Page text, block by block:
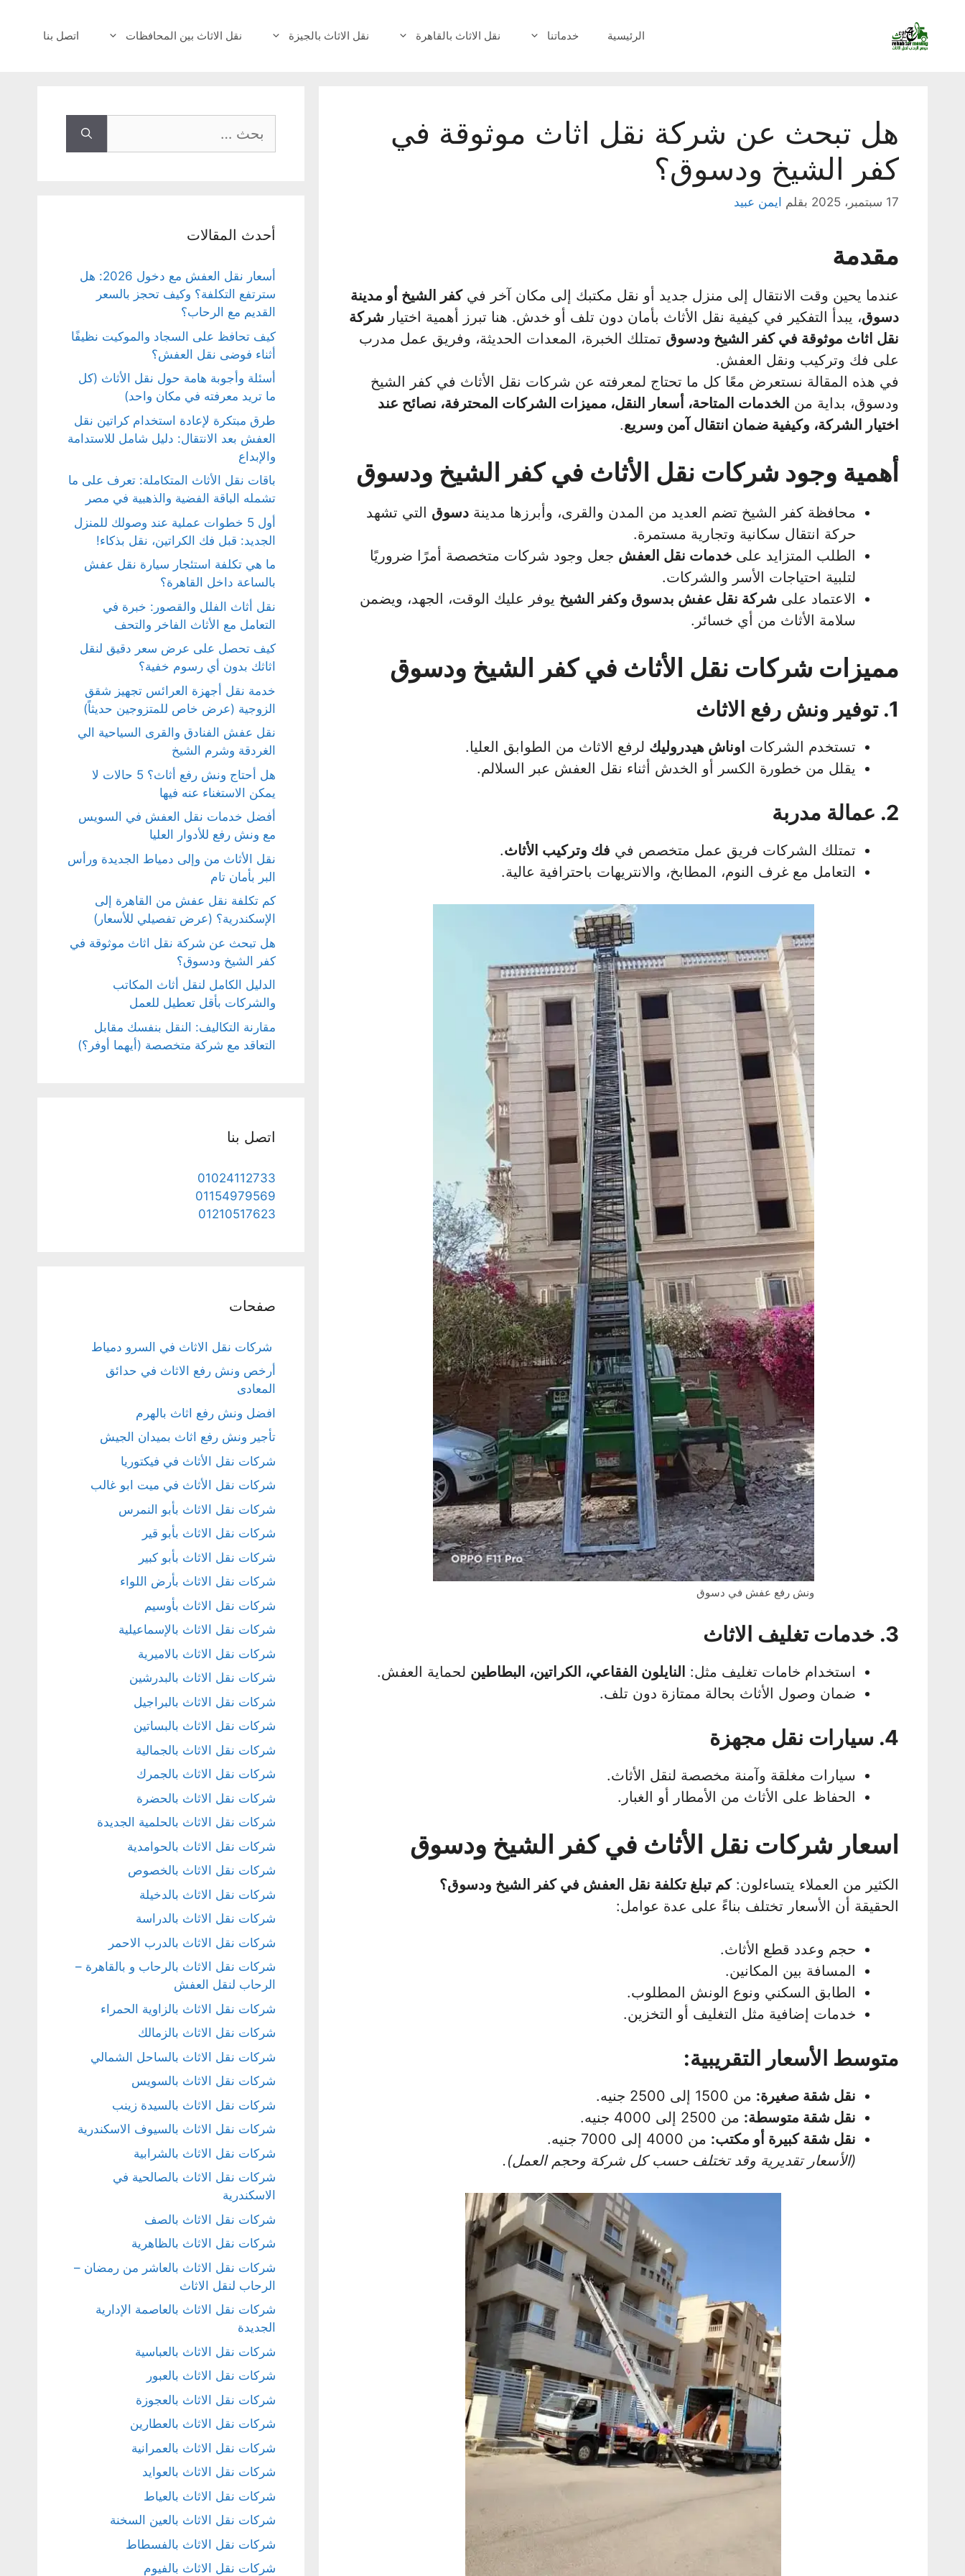
المحتوى
الرئيسية خدماتنا نقل الاثاث بالقاهرة نقل الاثاث بالجيزة نقل الاثاث بين المحافظات اتصل بنا
هل تبحث عن شركة نقل اثاث موثوقة في
كفر الشيخ ودسوق؟
17 سبتمبر، 2025 بقلم ايمن عبيد
مقدمة
عندما يحين وقت الانتقال إلى منزل جديد أو نقل مكتبك إلى مكان آخر فيكفر الشيخ أو مدينة
دسوق، يبدأ التفكير في كيفية نقل الأثاث بأمان دون تلف أو خدش. هنا تبرز أهمية اختيار شركة
نقل اثاث موثوقة في كفر الشيخ ودسوق تمتلك الخبرة، المعدات الحديثة، وفريق عمل مدرب
على فك وتركيب ونقل العفش.
في هذه المقالة نستعرض معًا كل ما تحتاج لمعرفته عن شركات نقل الأثاث في كفر الشيخ
ودسوق، بداية من الخدمات المتاحة، أسعار النقل، مميزات الشركات المحترفة، نصائح عند
اختيار الشركة، وكيفية ضمان انتقال آمن وسريع.
أهمية وجود شركات نقل الأثاث في كفر الشيخ ودسوق
محافظة كفر الشيخ تضم العديد من المدن والقرى، وأبرزها مدينة دسوق التي تشهد
حركة انتقال سكانية وتجارية مستمرة.
الطلب المتزايد على خدمات نقل العفش جعل وجود شركات متخصصة أمرًا ضروريًا
لتلبية احتياجات الأسر والشركات.
الاعتماد على شركة نقل عفش بدسوق وكفر الشيخ يوفر عليك الوقت، الجهد، ويضمن
سلامة الأثاث من أي خسائر.
مميزات شركات نقل الأثاث في كفر الشيخ ودسوق
1. توفير ونش رفع الاثاث
تستخدم الشركات اوناش هيدروليك لرفع الاثاث من الطوابق العليا.
يقلل من خطورة الكسر أو الخدش أثناء نقل العفش عبر السلالم.
2. عمالة مدربة
تمتلك الشركات فريق عمل متخصص في فك وتركيب الأثاث.
التعامل مع غرف النوم، المطابخ، والانتريهات باحترافية عالية.
ونش رفع عفش في دسوق
3. خدمات تغليف الاثاث
استخدام خامات تغليف مثل: النايلون الفقاعي، الكراتين، البطاطين لحماية العفش.
ضمان وصول الأثاث بحالة ممتازة دون تلف.
4. سيارات نقل مجهزة
سيارات مغلقة وآمنة مخصصة لنقل الأثاث.
الحفاظ على الأثاث من الأمطار أو الغبار.
اسعار شركات نقل الأثاث في كفر الشيخ ودسوق
الكثير من العملاء يتساءلون:كم تبلغ تكلفة نقل العفش في كفر الشيخ ودسوق؟
الحقيقة أن الأسعار تختلف بناءً على عدة عوامل:
حجم وعدد قطع الأثاث.
المسافة بين المكانين.
الطابق السكني ونوع الونش المطلوب.
خدمات إضافية مثل التغليف أو التخزين.
متوسط الأسعار التقريبية:
نقل شقة صغيرة: من 1500 إلى 2500 جنيه.
نقل شقة متوسطة: من 2500 إلى 4000 جنيه.
نقل شقة كبيرة أو مكتب: من 4000 إلى 7000 جنيه.
(الأسعار تقديرية وقد تختلف حسب كل شركة وحجم العمل).
عن:
أحدث المقالات
أسعار نقل العفش مع دخول 2026: هل
سترتفع التكلفة؟ وكيف تحجز بالسعر
القديم مع الرحاب؟
كيف تحافظ على السجاد والموكيت نظيفًا
أثناء فوضى نقل العفش؟
أسئلة وأجوبة هامة حول نقل الأثاث (كل
ما تريد معرفته في مكان واحد)
طرق مبتكرة لإعادة استخدام كراتين نقل
العفش بعد الانتقال: دليل شامل للاستدامة
والإبداع
باقات نقل الأثاث المتكاملة: تعرف على ما
تشمله الباقة الفضية والذهبية في مصر
أول 5 خطوات عملية عند وصولك للمنزل
الجديد: قبل فك الكراتين، نقل بذكاء!
ما هي تكلفة استئجار سيارة نقل عفش
بالساعة داخل القاهرة؟
نقل أثاث الفلل والقصور: خبرة في
التعامل مع الأثاث الفاخر والتحف
كيف تحصل على عرض سعر دقيق لنقل
اثاثك بدون أي رسوم خفية؟
خدمة نقل أجهزة العرائس تجهيز شقق
الزوجية (عرض خاص للمتزوجين حديثاً)
نقل عفش الفنادق والقرى السياحية الي
الغردقة وشرم الشيخ
هل أحتاج ونش رفع أثاث؟ 5 حالات لا
يمكن الاستغناء عنه فيها
أفضل خدمات نقل العفش في السويس
مع ونش رفع للأدوار العليا
نقل الأثاث من وإلى دمياط الجديدة ورأس
البر بأمان تام
كم تكلفة نقل عفش من القاهرة إلى
الإسكندرية؟ (عرض تفصيلي للأسعار)
هل تبحث عن شركة نقل اثاث موثوقة في
كفر الشيخ ودسوق؟
الدليل الكامل لنقل أثاث المكاتب
والشركات بأقل تعطيل للعمل
مقارنة التكاليف: النقل بنفسك مقابل
التعاقد مع شركة متخصصة (أيهما أوفر؟)
اتصل بنا
01024112733
01154979569
01210517623
صفحات
شركات نقل الاثاث في السرو دمياط
أرخص ونش رفع الاثاث في حدائق
المعادى
افضل ونش رفع اثاث بالهرم
تأجير ونش رفع اثاث بميدان الجيش
شركات نقل الأثاث في فيكتوريا
شركات نقل الأثاث في ميت ابو غالب
شركات نقل الاثاث بأبو النمرس
شركات نقل الاثاث بأبو قير
شركات نقل الاثاث بأبو كبير
شركات نقل الاثاث بأرض اللواء
شركات نقل الاثاث بأوسيم
شركات نقل الاثاث بالإسماعيلية
شركات نقل الاثاث بالاميرية
شركات نقل الاثاث بالبدرشين
شركات نقل الاثاث بالبراجيل
شركات نقل الاثاث بالبساتين
شركات نقل الاثاث بالجمالية
شركات نقل الاثاث بالجمرك
شركات نقل الاثاث بالحضرة
شركات نقل الاثاث بالحلمية الجديدة
شركات نقل الاثاث بالحوامدية
شركات نقل الاثاث بالخصوص
شركات نقل الاثاث بالدخيلة
شركات نقل الاثاث بالدراسة
شركات نقل الاثاث بالدرب الاحمر
شركات نقل الاثاث بالرحاب و بالقاهرة –
الرحاب لنقل العفش
شركات نقل الاثاث بالزاوية الحمراء
شركات نقل الاثاث بالزمالك
شركات نقل الاثاث بالساحل الشمالي
شركات نقل الاثاث بالسويس
شركات نقل الاثاث بالسيدة زينب
شركات نقل الاثاث بالسيوف الاسكندرية
شركات نقل الاثاث بالشرابية
شركات نقل الاثاث بالصالحية في
الاسكندرية
شركات نقل الاثاث بالصف
شركات نقل الاثاث بالظاهرية
شركات نقل الاثاث بالعاشر من رمضان –
الرحاب لنقل الاثاث
شركات نقل الاثاث بالعاصمة الإدارية
الجديدة
شركات نقل الاثاث بالعباسية
شركات نقل الاثاث بالعبور
شركات نقل الاثاث بالعجوزة
شركات نقل الاثاث بالعطارين
شركات نقل الاثاث بالعمرانية
شركات نقل الاثاث بالعوايد
شركات نقل الاثاث بالعياط
شركات نقل الاثاث بالعين السخنة
شركات نقل الاثاث بالفسطاط
شركات نقل الاثاث بالفيوم